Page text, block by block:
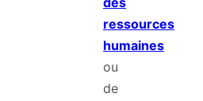
ressources
humaines
ou
de